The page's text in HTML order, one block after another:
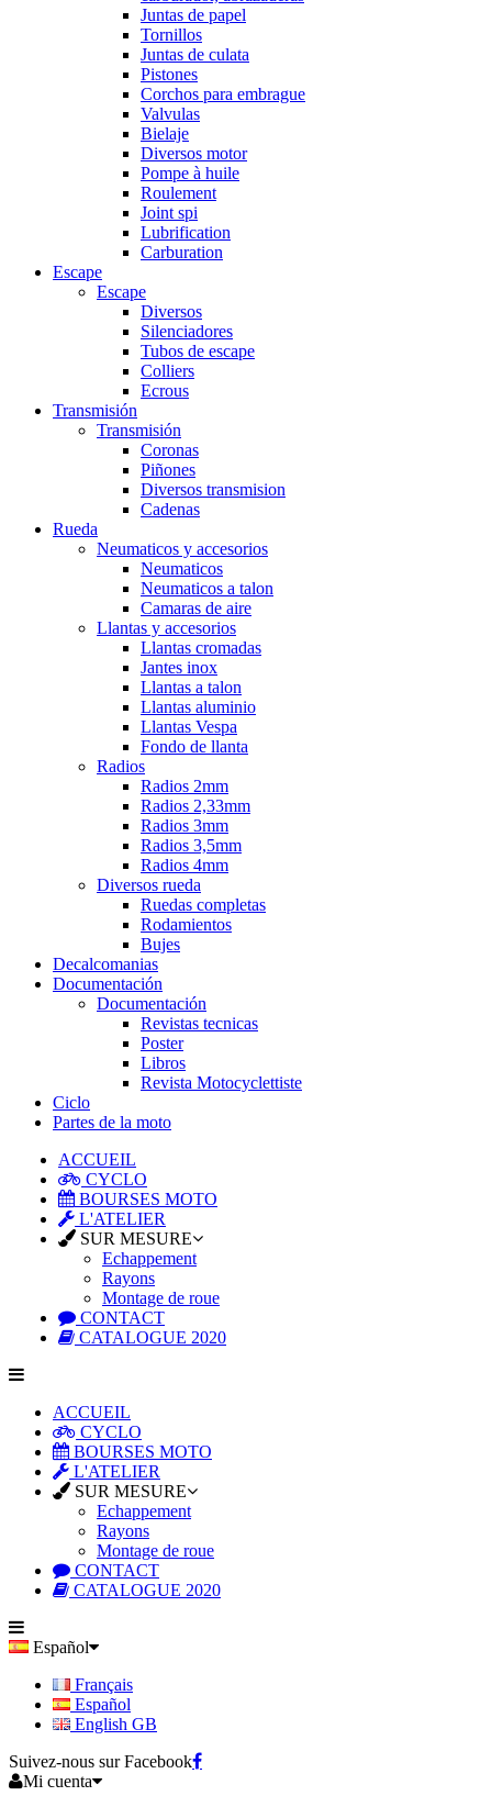
Juntas de papel
Tornillos
Juntas de culata
Pistones
Corchos para embrague
Valvulas
Bielaje
Diversos motor
Pompe à huile
Roulement
Joint spi
Lubrification
Carburation
Escape
Escape
Diversos
Silenciadores
Tubos de escape
Colliers
Ecrous
Transmisión
Transmisión
Coronas
Piñones
Diversos transmision
Cadenas
Rueda
Neumaticos y accesorios
Neumaticos
Neumaticos a talon
Camaras de aire
Llantas y accesorios
Llantas cromadas
Jantes inox
Llantas a talon
Llantas aluminio
Llantas Vespa
Fondo de llanta
Radios
Radios 2mm
Radios 2,33mm
Radios 3mm
Radios 3,5mm
Radios 4mm
Diversos rueda
Ruedas completas
Rodamientos
Bujes
Decalcomanias
Documentación
Documentación
Revistas tecnicas
Poster
Libros
Revista Motocyclettiste
Ciclo
Partes de la moto
ACCUEIL
CYCLO
BOURSES MOTO
L'ATELIER
SUR MESURE
Echappement
Rayons
Montage de roue
CONTACT
CATALOGUE 2020
ACCUEIL
CYCLO
BOURSES MOTO
L'ATELIER
SUR MESURE
Echappement
Rayons
Montage de roue
CONTACT
CATALOGUE 2020
Español
Français
Español
English GB
Suivez-nous sur Facebook
Mi cuenta